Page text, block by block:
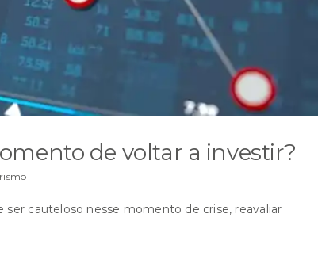
de voltar a investir?
cauteloso nesse momento de crise, reavaliar